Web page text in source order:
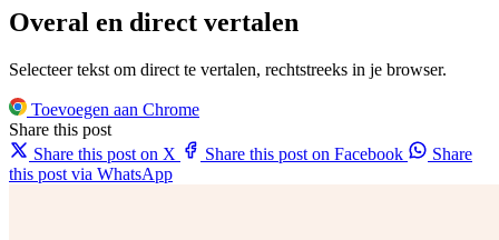
Overal en direct vertalen
Selecteer tekst om direct te vertalen, rechtstreeks in je browser.
Toevoegen aan Chrome
Share this post
Share this post on X
Share this post on Facebook
Share
this post via WhatsApp